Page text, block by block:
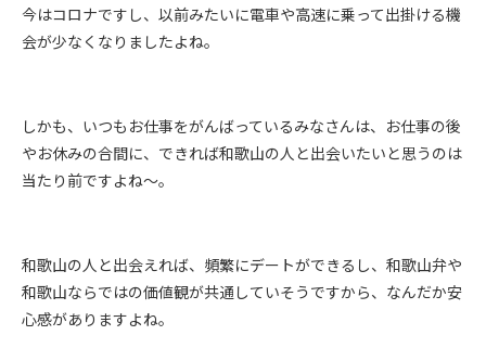
今はコロナですし、以前みたいに電車や高速に乗って出掛ける機
会が少なくなりましたよね。
しかも、いつもお仕事をがんばっているみなさんは、お仕事の後
やお休みの合間に、できれば和歌山の人と出会いたいと思うのは
当たり前ですよね～。
和歌山の人と出会えれば、頻繁にデートができるし、和歌山弁や
和歌山ならではの価値観が共通していそうですから、なんだか安
心感がありますよね。